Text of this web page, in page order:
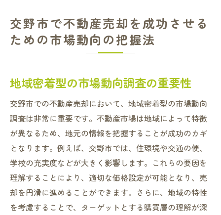
用
環境要因が不動産価値に与える影響
定ポイント
地域別価格比較の方法
価格設定に影響を与える要因とは
競争力のある価格設定のための戦略
価格修正が必要なタイミングの見極め方
顧客の心理を考慮した価格戦略
交野市での不動産売却をスムーズにするための
専門家相談の重要性
交野市で不動産売却を成功させる
ための市場動向の把握法
地域密着型の市場動向調査の重要性
交野市での不動産売却において、地域密着型の市場動向
調査は非常に重要です。不動産市場は地域によって特徴
が異なるため、地元の情報を把握することが成功のカギ
となります。例えば、交野市では、住環境や交通の便、
学校の充実度などが大きく影響します。これらの要因を
理解することにより、適切な価格設定が可能となり、売
却を円滑に進めることができます。さらに、地域の特性
を考慮することで、ターゲットとする購買層の理解が深